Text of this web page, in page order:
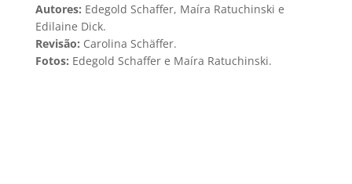
Autores: Edegold Schaffer, Maíra Ratuchinski e
Edilaine Dick.
Revisão: Carolina Schäffer.
Fotos: Edegold Schaffer e Maíra Ratuchinski.